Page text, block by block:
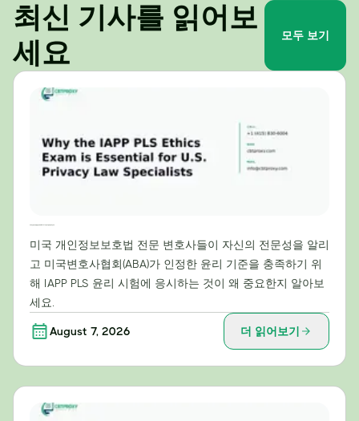
최신 기사를 읽어보
세요
모두 보기
미국 개인정보보호법 전문 변호사들이 자신의 전문성을 알리
고 미국변호사협회(ABA)가 인정한 윤리 기준을 충족하기 위
해 IAPP PLS 윤리 시험에 응시하는 것이 왜 중요한지 알아보
세요.
August 7, 2026 더 읽어보기